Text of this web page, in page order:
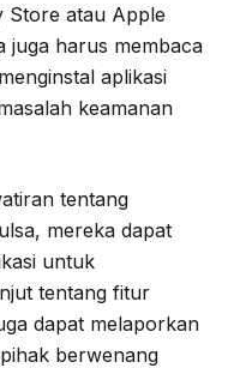
Store atau Apple
juga harus membaca
aplikasi
keamanan
tentang
mereka dapat
untuk
tentang fitur
dapat melaporkan
berwenang